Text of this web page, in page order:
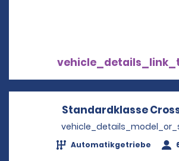
Standardklasse
Automatikgetriebe